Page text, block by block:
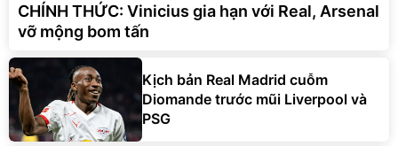
CHÍNH THỨC: Vinicius gia hạn với Real, Arsenal
vỡ mộng bom tấn
Kịch bản Real Madrid cuỗm
Diomande trước mũi Liverpool và
PSG